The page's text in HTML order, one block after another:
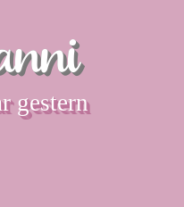
gestern